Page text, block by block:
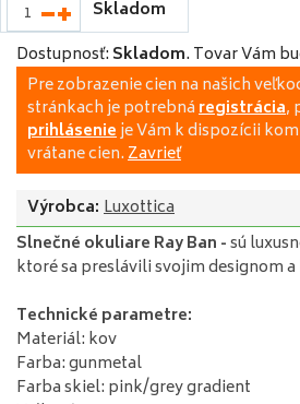
Skladom
Dostupnosť: Skladom. Tovar Vám
Pre zobrazenie cien na našich
stránkach je potrebnáregistrácia,
prihlásenieje Vám k dispozícii
vrátane cien.Zavrieť
Výrobca: Luxottica
Slnečné okuliare Ray Ban -sú
ktoré sa preslávili svojim designom
Technické parametre:
Materiál: kov
Farba: gunmetal
Farba skiel: pink/grey gradient